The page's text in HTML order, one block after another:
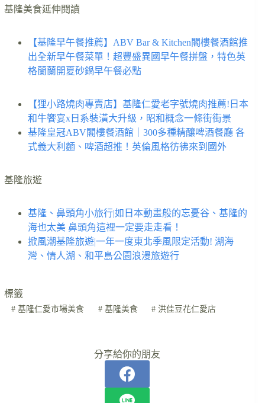
基隆美食延伸閱讀
【基隆早午餐推薦】ABV Bar & Kitchen閣樓餐酒館推
出全新早午餐菜單！超豐盛異國早午餐拼盤，特色英
格蘭蘭開夏砂鍋早午餐必點
【狸小路燒肉專賣店】基隆仁愛老字號燒肉推薦!日本
和牛饗宴x日系裝潢大升級，昭和概念一條街街景
基隆皇冠ABV閣樓餐酒館｜300多種精釀啤酒餐廳 各
式義大利麵、啤酒超推！英倫風格彷彿來到國外
基隆旅遊
基隆、鼻頭角小旅行|如日本動畫般的忘憂谷、基隆的
海也太美 鼻頭角這裡一定要走走看！
掀風潮基隆旅遊|一年一度東北季風限定活動! 湖海
灣、情人湖、和平島公園浪漫旅遊行
標籤
#基隆仁愛市場美食 #基隆美食 # 洪佳豆花仁愛店
分享給你的朋友